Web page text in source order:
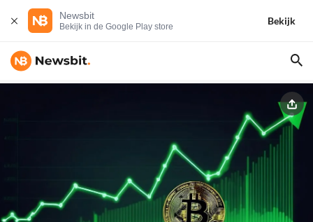
Newsbit
Bekijk in de Google Play store
Bekijk